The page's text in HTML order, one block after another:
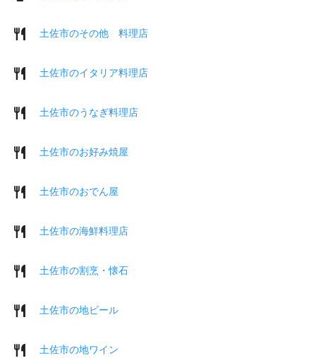
土佐市のその他 料理店
土佐市のイタリア料理店
土佐市のうなぎ料理店
土佐市のお好み焼屋
土佐市のおでん屋
土佐市の海鮮料理店
土佐市の割烹・懐石
土佐市の地ビール
土佐市の地ワイン